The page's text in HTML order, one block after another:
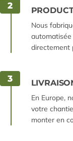
2
Nous
directement
3
En Europe,
votre
monter en